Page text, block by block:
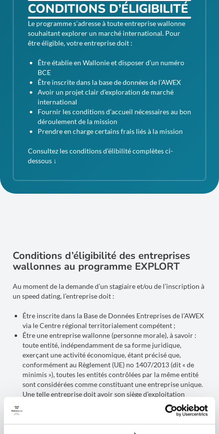
CONDITIONS D’ÉLIGIBILITÉ
Le programme s’adresse à toute entreprise wallonne
souhaitant explorer un marché international. Pour
être éligible, votre entreprise doit :
Être établie en Wallonie et disposer d’un numéro
BCE
Être inscrite dans la base de données de l’AWEX
Avoir un projet clair d’exploration de marché
international
Fournir les conditions d’accueil nécessaires au bon
déroulement de la mission
Prendre en charge certains frais liés à la mission
Consultez les conditions d’élibilité complètes ci-
dessous ↓
Conditions d’éligibilité des entreprises
wallonnes au programme EXPLORT
Au moment de la demande d’un stagiaire et/ou de l’inscription à
un speed dating, l’entreprise doit :
Être inscrite dans la Base de Données Entreprises de l’AWEX
via le Centre régional territorialement compétent ;
Être une entreprise wallonne (personne morale), à savoir :
toute entité, indépendamment de sa forme juridique,
exerçant une activité économique, étant précisé que,
conformément au Règlement (UE) no 1407/2013 (dit « de
minimis »), toutes les entités contrôlées par la même entité
sont considérées comme constituant une entreprise unique.
Une telle entreprise doit avoir son siège d’exploitation
principal en Wallonie (celui avec le plus d’employés) ;
Avoir obtenu un résultat supérieur à 60 % au diagnostic de
maturité ;